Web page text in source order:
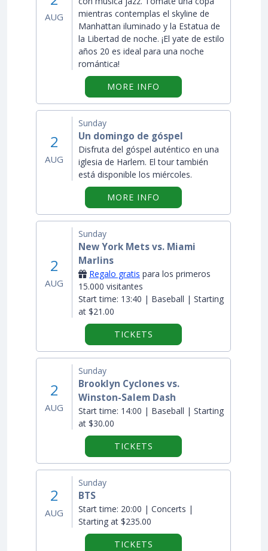
AUG
mientras contemplas el skyline de
Manhattan iluminado y la Estatua de
la Libertad de noche. ¡El yate de estilo
años 20 es ideal para una noche
romántica!
MORE INFO
2
AUG
Sunday
Un domingo de góspel
Disfruta del góspel auténtico en una
iglesia de Harlem. El tour también
está disponible los miércoles.
MORE INFO
2
AUG
Sunday
New York Mets vs. Miami
Marlins
Regalo gratis para los primeros
15.000 visitantes
Start time: 13:40 | Baseball | Starting
at $21.00
TICKETS
2
AUG
Sunday
Brooklyn Cyclones vs.
Winston-Salem Dash
Start time: 14:00 | Baseball | Starting
at $30.00
TICKETS
2
AUG
Sunday
BTS
Start time: 20:00 | Concerts |
Starting at $235.00
TICKETS